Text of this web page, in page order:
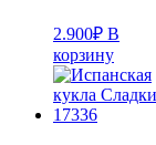
2.900₽ В
корзину